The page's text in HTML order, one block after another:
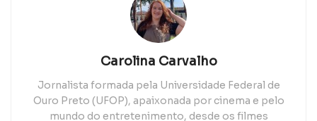
Carolina Carvalho
Jornalista formada pela Universidade Federal de
Ouro Preto (UFOP), apaixonada por cinema e pelo
mundo do entretenimento, desde os filmes